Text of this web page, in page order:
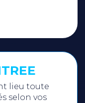
lieu toute
selon vos